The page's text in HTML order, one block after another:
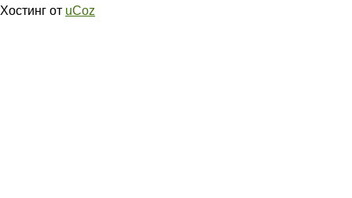
Хостинг от uCoz